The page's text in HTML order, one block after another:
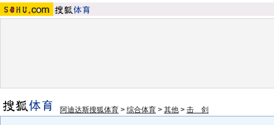
阿迪达斯搜狐体育 > 综合体育 > 其他 > 击 剑